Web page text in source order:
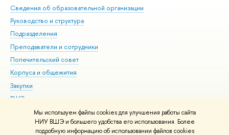
Мы используем файлы cookies для улучшения работы сайта
НИУ ВШЭ и большего удобства его использования. Более
подробную информацию об использовании файлов cookies
Сведения об образовательной организации
Руководство и структура
Подразделения
Преподаватели и сотрудники
Попечительский совет
Корпуса и общежития
Закупки
ВШЭ для студентов с ограниченными возможностями
здоровья и инвалидностью
Версия для слабовидящих